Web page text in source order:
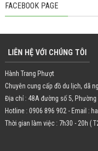
FACEBOOK PAGE
LIÊN HỆ VỚI CHÚNG TÔI
Hành Trang Phượt
Chuyên cung cấp đồ du lịch, dã
Địa chỉ : 48A đường số 5, Phường
Hotline : 0906 896 902 - Email :
Thời gian làm việc : 7h30 - 20h (